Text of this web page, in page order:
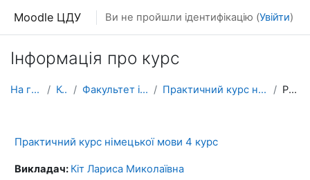
Moodle ЦДУ Ви не пройшли ідентифікацію (Увійти)
Інформація про курс
На головну Курси Факультет іноземних мов Практичний курс німецької мови 4 курс Резюме
Практичний курс німецької мови 4 курс
Викладач: Кіт Лариса Миколаївна